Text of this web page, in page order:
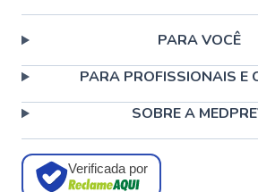
PARA VOCÊ
PARA PROFISSIONAIS E
SOBRE A
Verificada por